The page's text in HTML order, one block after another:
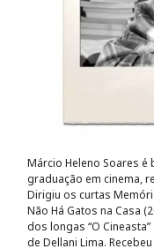
Márcio Heleno Soares
graduação em cinema,
Dirigiu os curtas
Não Há Gatos na Casa
dos longas “O
de Dellani Lima.